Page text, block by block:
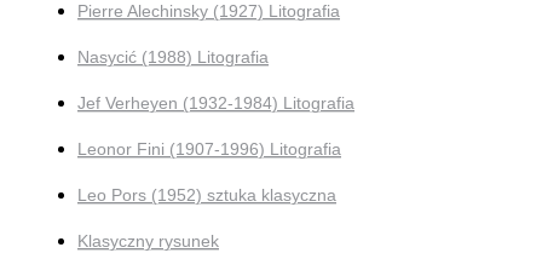
Pierre Alechinsky (1927) Litografia
Nasycić (1988) Litografia
Jef Verheyen (1932-1984) Litografia
Leonor Fini (1907-1996) Litografia
Leo Pors (1952) sztuka klasyczna
Klasyczny rysunek